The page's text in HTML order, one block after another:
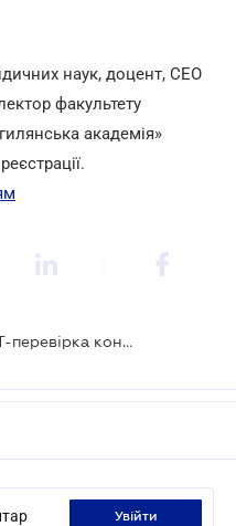
наук, доцент, CEO
факультету
академія»
Безкоштовний вебінар: «OSINT-перевірка контрагентів: як виявляти ризики за допомогою LIGA360»
увійти